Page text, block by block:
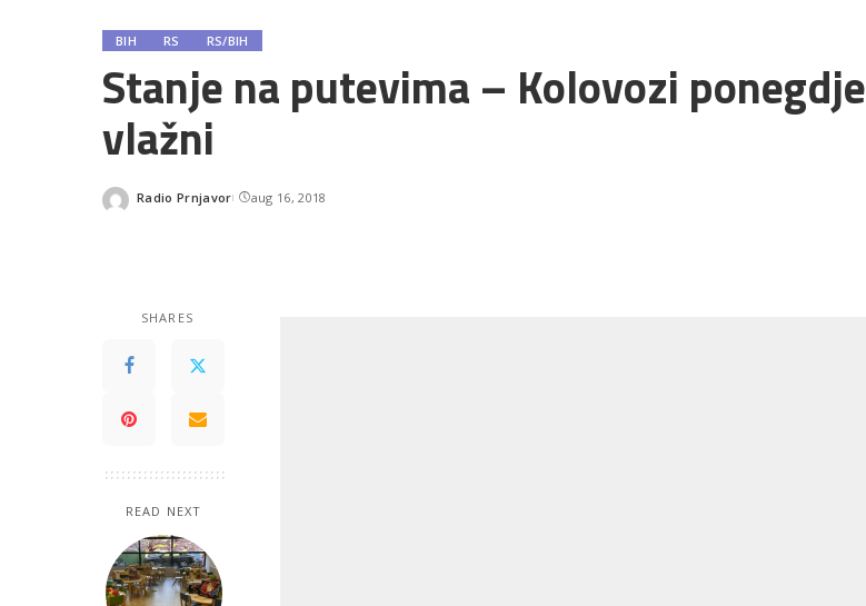
BIH RS RS/BIH
Stanje na putevima – Kolovozi ponegdje
vlažni
Posted
Radio Prnjavor aug 16, 2018
SHARES
READ NEXT